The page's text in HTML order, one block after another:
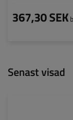
367,30 SEK
Senast visad